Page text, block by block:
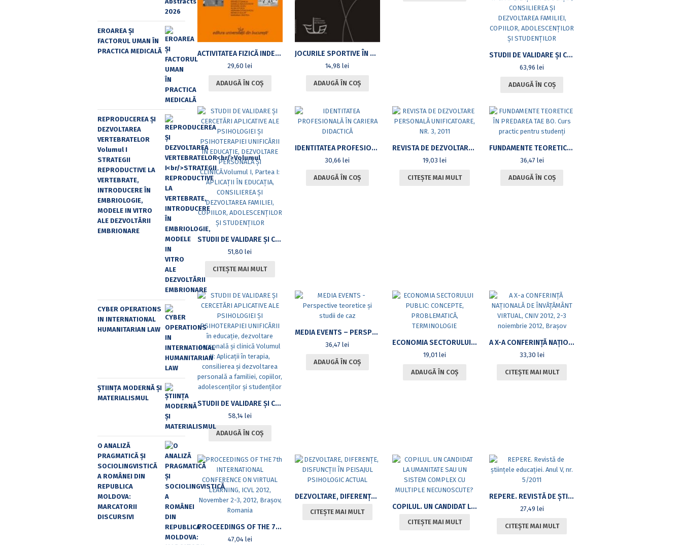
ACTIVITATEA FIZICĂ INDEPENDENTĂ ȘI VALORIFICAREA PRIN MIȘCARE A TIMPULUI LIBER. VOL. I
29,60lei
ADAUGĂ ÎN COȘ
JOCURILE SPORTIVE ÎN UNIVERSITATEA DIN BUCUREȘTI – TRADIȚIE ȘI PERSPECTIVE 1999-2009
14,98lei
ADAUGĂ ÎN COȘ
STUDII DE VALIDARE ȘI CERCETĂRI APLICATIVE ALE PSIHOLOGIEI ȘI PSIHOTERAPIEI UNIFICĂRII ÎN EDUCAȚIE, DEZVOLTARE PERSONALĂ ȘI CLINICĂ.VOLUMUL I, PARTEA A II-A: APLICAȚII ÎN EDUCAȚIA, CONSILIEREA ȘI DEZVOLTAREA FAMILIEI, COPIILOR, ADOLESCENȚILOR ȘI STUDENȚILOR
63,96lei
ADAUGĂ ÎN COȘ
STUDII DE VALIDARE ȘI CERCETĂRI APLICATIVE ALE PSIHOLOGIEI ȘI PSIHOTERAPIEI UNIFICĂRII ÎN EDUCAȚIE, DEZVOLTARE PERSONALĂ ȘI CLINICĂ.VOLUMUL I, PARTEA I: APLICAȚII ÎN EDUCAȚIA, CONSILIEREA ȘI DEZVOLTAREA FAMILIEI, COPIILOR, ADOLESCENȚILOR ȘI STUDENȚILOR
51,80lei
CITEȘTE MAI MULT
IDENTITATEA PROFESIONALĂ ÎN CARIERA DIDACTICĂ
30,66lei
ADAUGĂ ÎN COȘ
REVISTA DE DEZVOLTARE PERSONALĂ UNIFICATOARE, NR. 3, 2011
19,03 lei
CITEȘTE MAI MULT
FUNDAMENTE TEORETICE ÎN PREDAREA TAE BO. CURS PRACTIC PENTRU STUDENȚI
36,47 lei
ADAUGĂ ÎN COȘ
STUDII DE VALIDARE ȘI CERCETĂRI APLICATIVE ALE PSIHOLOGIEI ȘI PSIHOTERAPIEI UNIFICĂRII ÎN EDUCAȚIE, DEZVOLTARE PERSONALĂ ȘI CLINICĂ VOLUMUL II: APLICAȚII ÎN TERAPIA, CONSILIEREA ȘI DEZVOLTAREA PERSONALĂ A FAMILIEI, COPIILOR, ADOLESCENȚILOR ȘI STUDENȚILOR
58,14 lei
ADAUGĂ ÎN COȘ
MEDIA EVENTS – PERSPECTIVE TEORETICE ȘI STUDII DE CAZ
36,47lei
ADAUGĂ ÎN COȘ
ECONOMIA SECTORULUI PUBLIC: CONCEPTE, PROBLEMATICĂ, TERMINOLOGIE
19,01 lei
ADAUGĂ ÎN COȘ
A X-A CONFERINȚĂ NAȚIONALĂ DE ÎNVĂȚĂMÂNT VIRTUAL, CNIV 2012, 2-3 NOIEMBRIE 2012, BRAȘOV
33,30 lei
CITEȘTE MAI MULT
PROCEEDINGS OF THE 7TH INTERNATIONAL CONFERENCE ON VIRTUAL LEARNING, ICVL 2012, NOVEMBER 2-3, 2012, BRAȘOV, ROMANIA
47,04 lei
DEZVOLTARE, DIFERENȚE, DISFUNCȚII ÎN PEISAJUL PSIHOLOGIC ACTUAL
CITEȘTE MAI MULT
COPILUL. UN CANDIDAT LA UMANITATE SAU UN SISTEM COMPLEX CU MULTIPLE NECUNOSCUTE?
CITEȘTE MAI MULT
REPERE. REVISTĂ DE ȘTIINȚELE EDUCAȚIEI. ANUL V, NR. 5/2011
27,49 lei
CITEȘTE MAI MULT
EROAREA ȘI
FACTORUL UMAN ÎN
PRACTICA MEDICALĂ
REPRODUCEREA ȘI
DEZVOLTAREA
VERTEBRATELOR
Volumul I
STRATEGII
REPRODUCTIVE LA
VERTEBRATE,
INTRODUCERE ÎN
EMBRIOLOGIE,
MODELE IN VITRO
ALE DEZVOLTĂRII
EMBRIONARE
CYBER OPERATIONS
IN INTERNATIONAL
HUMANITARIAN LAW
ȘTIINȚA MODERNĂ ȘI
MATERIALISMUL
O ANALIZĂ
PRAGMATICĂ ȘI
SOCIOLINGVISTICĂ
A ROMÂNEI DIN
REPUBLICA
MOLDOVA:
MARCATORII
DISCURSIVI